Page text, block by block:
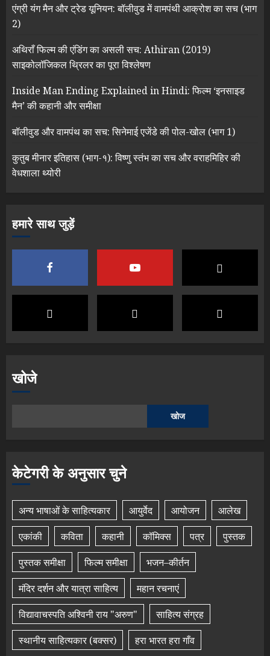
एंग्री यंग मैन और ट्रेड यूनियन: बॉलीवुड में वामपंथी आक्रोश का सच (भाग
2)
अथिराँ फिल्म की एंडिंग का असली सच: Athiran (2019)
साइकोलॉजिकल थ्रिलर का पूरा विश्लेषण
Inside Man Ending Explained in Hindi: फिल्म ‘इनसाइड
मैन’ की कहानी और समीक्षा
बॉलीवुड और वामपंथ का सच: सिनेमाई एजेंडे की पोल-खोल (भाग 1)
कुतुब मीनार इतिहास (भाग-१): विष्णु स्तंभ का सच और वराहमिहिर की
वेधशाला थ्योरी
हमारे साथ जुड़ें
खोजे
खोज
केटेगरी के अनुसार चुने
अन्य भाषाओं के साहित्यकार आयुर्वेद आयोजन
आलेख
एकांकी
कविता कहानी कॉमिक्स पत्र
पुस्तक
पुस्तक समीक्षा
फिल्म समीक्षा
भजन–कीर्तन
मंदिर दर्शन और यात्रा साहित्य
महान रचनाएं
विद्यावाचस्पति अश्विनी राय "अरुण"
साहित्य संग्रह
स्थानीय साहित्यकार (बक्सर)
हरा भारत हरा गाँव